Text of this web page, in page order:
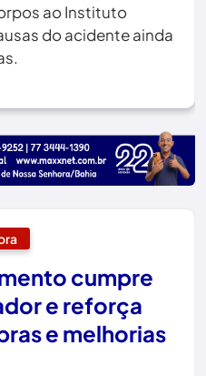
ao Instituto
do acidente ainda
cumpre
e reforça
e melhorias